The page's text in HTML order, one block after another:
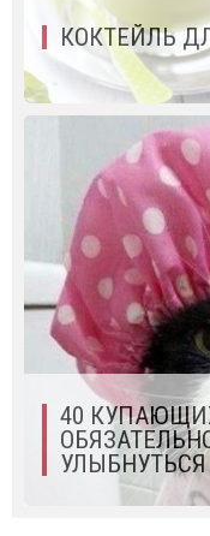
КОКТЕЙЛЬ
40
УЛЫБНУТЬСЯ